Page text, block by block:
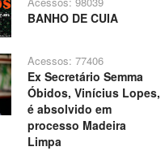
BANHO DE CUIA
Acessos: 77406
Ex Secretário Semma
Óbidos, Vinícius Lopes,
é absolvido em
processo Madeira
Limpa